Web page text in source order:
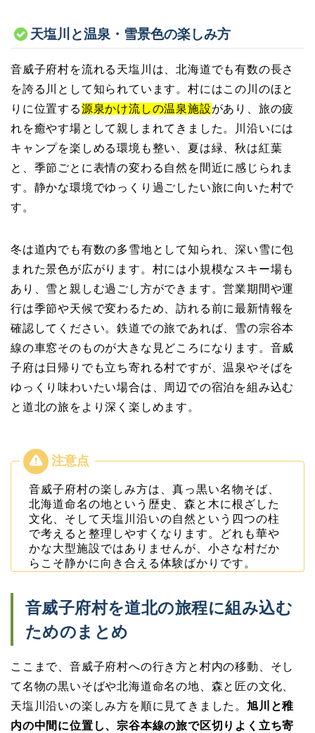
天塩川と温泉・雪景色の楽しみ方
音威子府村を流れる天塩川は、北海道でも有数の長さ
を誇る川として知られています。村にはこの川のほと
りに位置する源泉かけ流しの温泉施設があり、旅の疲
れを癒やす場として親しまれてきました。川沿いには
キャンプを楽しめる環境も整い、夏は緑、秋は紅葉
と、季節ごとに表情の変わる自然を間近に感じられま
す。静かな環境でゆっくり過ごしたい旅に向いた村で
す。
冬は道内でも有数の多雪地として知られ、深い雪に包
まれた景色が広がります。村には小規模なスキー場も
あり、雪と親しむ過ごし方ができます。営業期間や運
行は季節や天候で変わるため、訪れる前に最新情報を
確認してください。鉄道での旅であれば、雪の宗谷本
線の車窓そのものが大きな見どころになります。音威
子府は日帰りでも立ち寄れる村ですが、温泉やそばを
ゆっくり味わいたい場合は、周辺での宿泊を組み込む
と道北の旅をより深く楽しめます。
音威子府村の楽しみ方は、真っ黒い名物そば、
北海道命名の地という歴史、森と木に根ざした
文化、そして天塩川沿いの自然という四つの柱
で考えると整理しやすくなります。どれも華や
かな大型施設ではありませんが、小さな村だか
らこそ静かに向き合える体験ばかりです。
音威子府村を道北の旅程に組み込む
ためのまとめ
ここまで、音威子府村への行き方と村内の移動、そし
て名物の黒いそばや北海道命名の地、森と匠の文化、
天塩川沿いの楽しみ方を順に見てきました。 旭川と稚
内の中間に位置し、宗谷本線の旅で区切りよく立ち寄